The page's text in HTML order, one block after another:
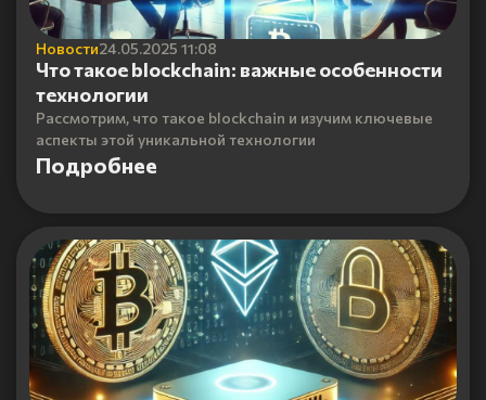
Новости24.05.2025 11:08
Что такое blockchain: важные особенности
технологии
Рассмотрим, что такое blockchain и изучим ключевые
аспекты этой уникальной технологии
Подробнее